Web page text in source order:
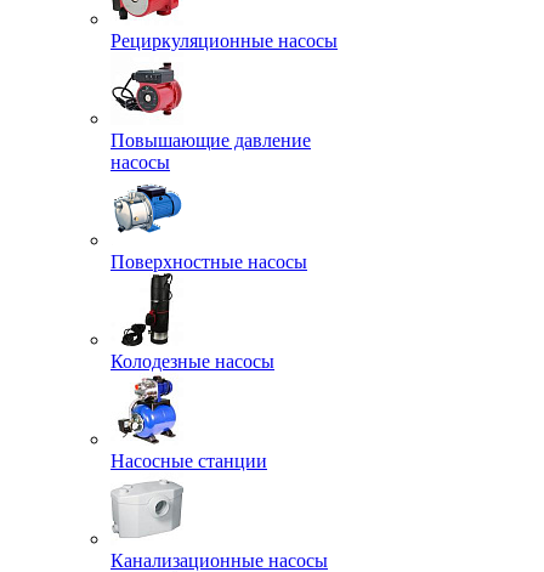
Рециркуляционные насосы
Повышающие давление
насосы
Поверхностные насосы
Колодезные насосы
Насосные станции
Канализационные насосы